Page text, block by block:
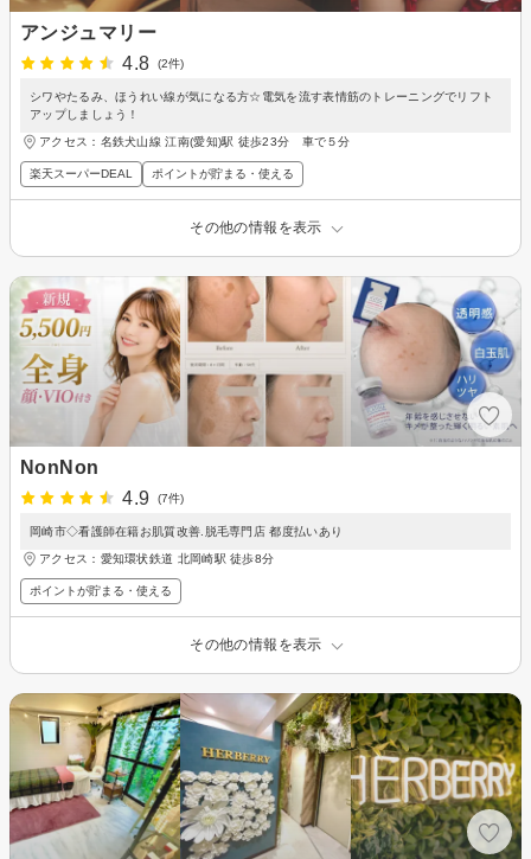
アンジュマリー
4.8
(2件)
シワやたるみ、ほうれい線が気になる方☆電気を流す表情筋のトレーニングでリフト
アップしましょう！
アクセス：名鉄犬山線 江南(愛知)駅 徒歩23分 車で５分
楽天スーパーDEAL ポイントが貯まる・使える
その他の情報を表示
NonNon
4.9
(7件)
岡崎市◇看護師在籍お肌質改善.脱毛専門店 都度払いあり
アクセス：愛知環状鉄道 北岡崎駅 徒歩8分
ポイントが貯まる・使える
その他の情報を表示